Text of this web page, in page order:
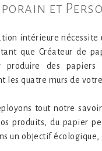
et
intérieure
que Créateur de
produire des
les quatre murs de
tout notre
produits, du papier
un objectif